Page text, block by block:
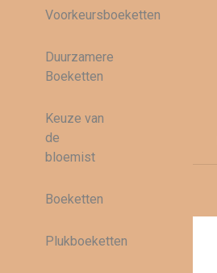
Voorkeursboeketten
Duurzamere
Boeketten
Keuze van
de
bloemist
Boeketten
Plukboeketten